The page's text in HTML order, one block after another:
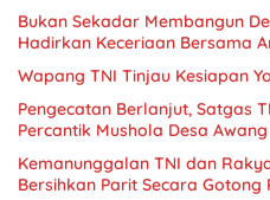
Bukan Sekadar Membangun
Hadirkan Keceriaan Bersama
Wapang TNI Tinjau Kesiapan
Pengecatan Berlanjut, Satgas
Percantik Mushola Desa Awang
Kemanunggalan TNI dan
Bersihkan Parit Secara Gotong